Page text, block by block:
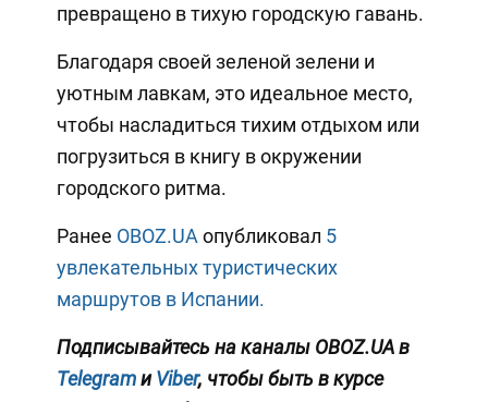
превращено в тихую городскую гавань.
Благодаря своей зеленой зелени и
уютным лавкам, это идеальное место,
чтобы насладиться тихим отдыхом или
погрузиться в книгу в окружении
городского ритма.
Ранее OBOZ.UA опубликовал 5
увлекательных туристических
маршрутов в Испании.
Подписывайтесь на каналы OBOZ.UA в
TelegramиViber, чтобы быть в курсе